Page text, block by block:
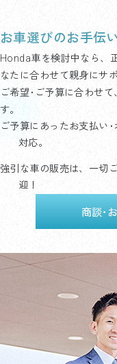
お車選びのお手伝い
Honda車を検討中なら、
なたに合わせて親身にサポ
ご希望･ご予算に合わせ
す。
ご予算にあったお支払い
対応。
強引な車の販売は、一切
迎！
商談･